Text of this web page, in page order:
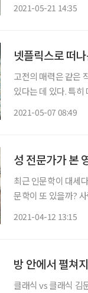
2021-05-21 14:35
넷플릭스로 떠
고전의 매력은 같은
있다는 데 있다. 특
2021-05-07 08:49
성 전문가가 본
최근 인문학이 대세
문학이 또 있을까?
2021-04-12 13:15
방 안에서 펼쳐
클래식 vs 클래식 김